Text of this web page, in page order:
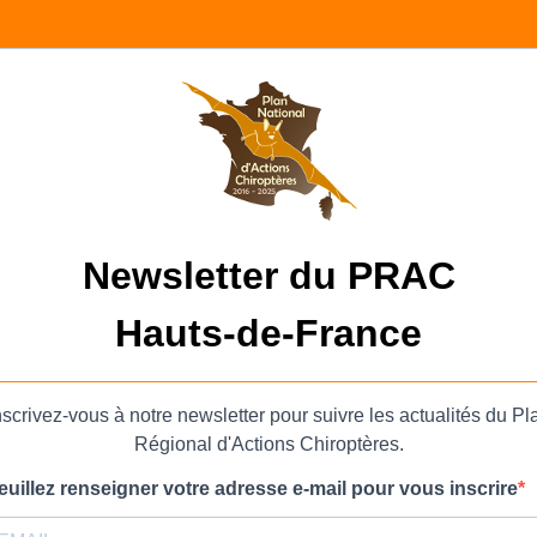
Newsletter du PRAC
Hauts-de-France
vous à notre newsletter pour suivre les actualités du
Régional d'Actions Chiroptères.
renseigner votre adresse e-mail pour vous inscrire